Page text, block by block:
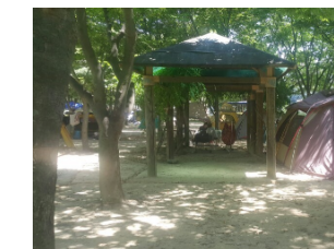
니티캠핑장이 있습니다.
7.미천공원